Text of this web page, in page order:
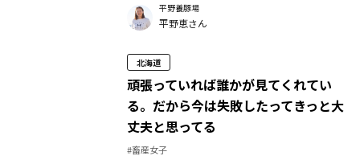
平野養豚場
平野恵さん
北海道
頑張っていれば誰かが見てくれてい
る。だから今は失敗したってきっと大
丈夫と思ってる
#畜産女子